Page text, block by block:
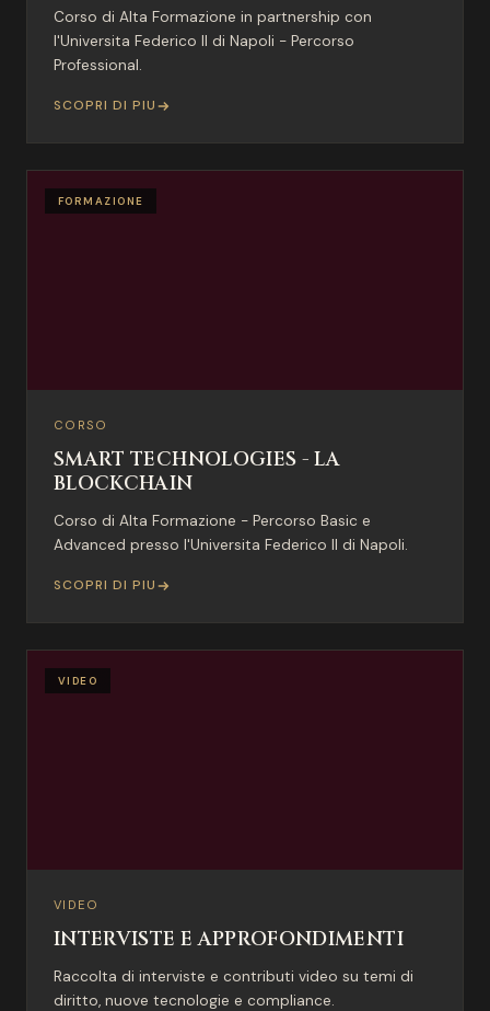
Corso di Alta Formazione in partnership con
l'Universita Federico II di Napoli - Percorso
Professional.
SCOPRI DI PIU
FORMAZIONE
CORSO
SMART TECHNOLOGIES - LA
BLOCKCHAIN
Corso di Alta Formazione - Percorso Basic e
Advanced presso l'Universita Federico II di Napoli.
SCOPRI DI PIU
VIDEO
VIDEO
INTERVISTE E APPROFONDIMENTI
Raccolta di interviste e contributi video su temi di
diritto, nuove tecnologie e compliance.